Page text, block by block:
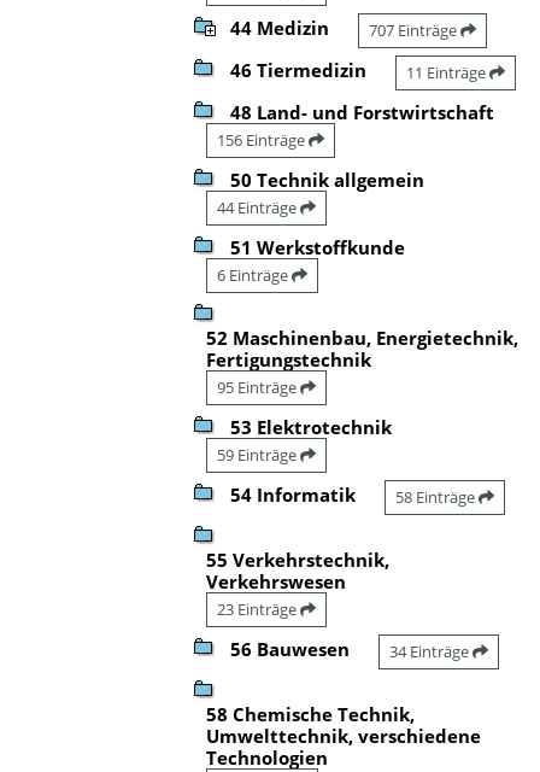
44 Medizin 707 Einträge
46 Tiermedizin 11 Einträge
48 Land- und Forstwirtschaft
156 Einträge
50 Technik allgemein
44 Einträge
51 Werkstoffkunde
6 Einträge
52 Maschinenbau, Energietechnik,
Fertigungstechnik
95 Einträge
53 Elektrotechnik
59 Einträge
54 Informatik 58 Einträge
55 Verkehrstechnik,
Verkehrswesen
23 Einträge
56 Bauwesen 34 Einträge
58 Chemische Technik,
Umwelttechnik, verschiedene
Technologien